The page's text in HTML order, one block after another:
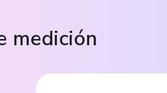
medición